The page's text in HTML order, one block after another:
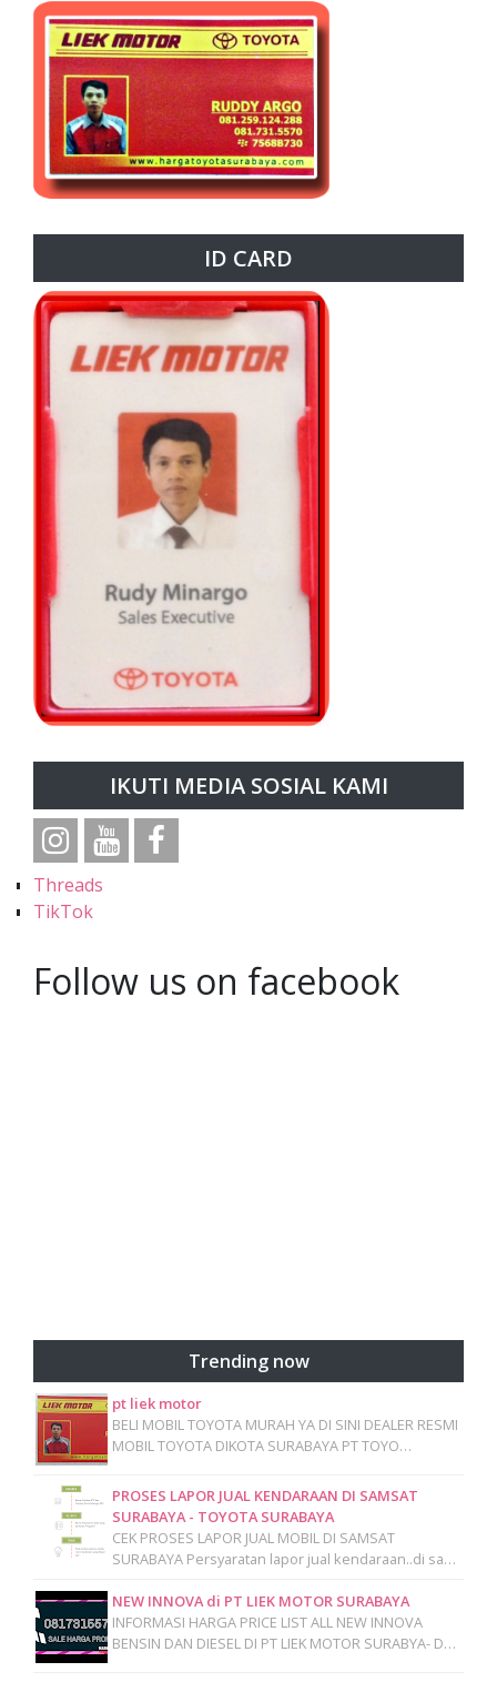
ID CARD
IKUTI MEDIA SOSIAL KAMI
Threads
TikTok
Follow us on facebook
Trending now
pt liek motor
BELI MOBIL TOYOTA MURAH YA DI SINI DEALER RESMI
MOBIL TOYOTA DIKOTA SURABAYA PT TOYO…
PROSES LAPOR JUAL KENDARAAN DI SAMSAT
SURABAYA - TOYOTA SURABAYA
CEK PROSES LAPOR JUAL MOBIL DI SAMSAT
SURABAYA Persyaratan lapor jual kendaraan..di sa…
NEW INNOVA di PT LIEK MOTOR SURABAYA
INFORMASI HARGA PRICE LIST ALL NEW INNOVA
BENSIN DAN DIESEL DI PT LIEK MOTOR SURABYA- D…